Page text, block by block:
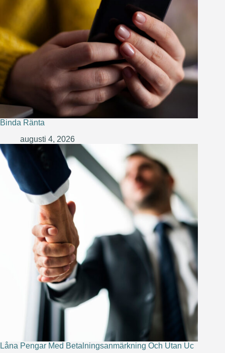
Binda Ränta
augusti 4, 2026
Låna Pengar Med Betalningsanmärkning Och Utan Uc